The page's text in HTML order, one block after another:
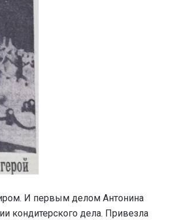
И первым делом Антонина
кондитерского дела. Привезла